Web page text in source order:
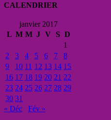
CALENDRIER
janvier 2017
L M M J V S D
1
2
3 4 5 6 7
8
9
10 11 12 13 14 15
16 17 18 19 20 21 22
23 24 25 26 27 28 29
30 31
« Déc
Fév »